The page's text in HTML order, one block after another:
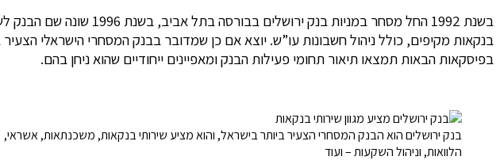
בנקאות מקיפים, כולל ניהול חשבונות עו”ש. יוצא אם כן שמדובר בבנק המסחרי הישראלי
בפיסקאות הבאות תמצאו תיאור תחומי פעילות הבנק ומאפיינים ייחודיים שהוא ניחן בהם.
בנק ירושלים הוא הבנק המסחרי הצעיר ביותר בישראל, והוא מציע שירותי בנקאות, משכנתאות, אשראי,
הלוואות, וניהול השקעות – ועוד